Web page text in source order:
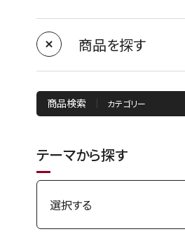
商品を探す
商品検索
テーマから探す